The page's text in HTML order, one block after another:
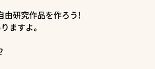
由研究作品を作ろう!
ますよ。